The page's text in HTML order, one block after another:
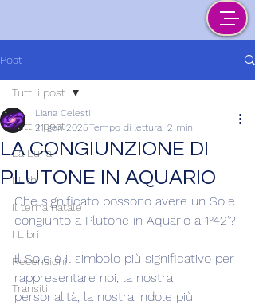
Post
Tutti i post
La Luna
Lilith
Il tema natale
I Libri
Recensioni
Transiti
Tutti i post
LA CONGIUNZIONE DI
PLUTONE IN AQUARIO
Liana Celesti
21 gen 2025Tempo di lettura: 2 min
Che significato possono avere un Sole
congiunto a Plutone in Aquario a 1°42'?
Il Sole è il simbolo più significativo per
rappresentare noi, la nostra
personalità, la nostra indole più